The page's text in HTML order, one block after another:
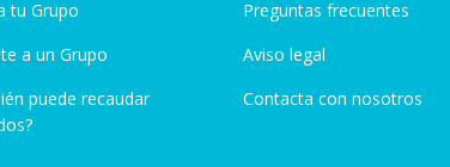
tu Grupo
a un Grupo
puede recaudar
Preguntas frecuentes
Aviso legal
Contacta con nosotros